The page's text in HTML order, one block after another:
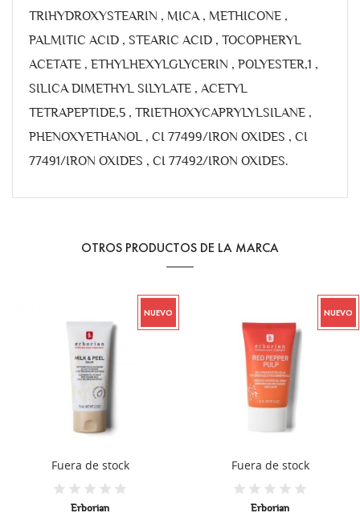
TRIHYDROXYSTEARIN , MICA , METHICONE ,
PALMITIC ACID , STEARIC ACID , TOCOPHERYL
ACETATE , ETHYLHEXYLGLYCERIN , POLYESTER,1 ,
SILICA DIMETHYL SILYLATE , ACETYL
TETRAPEPTIDE,5 , TRIETHOXYCAPRYLYLSILANE ,
PHENOXYETHANOL , CI 77499/IRON OXIDES , CI
77491/IRON OXIDES , CI 77492/IRON OXIDES.
OTROS PRODUCTOS DE LA MARCA
Fuera de stock
Erborian
CC WATER À LA